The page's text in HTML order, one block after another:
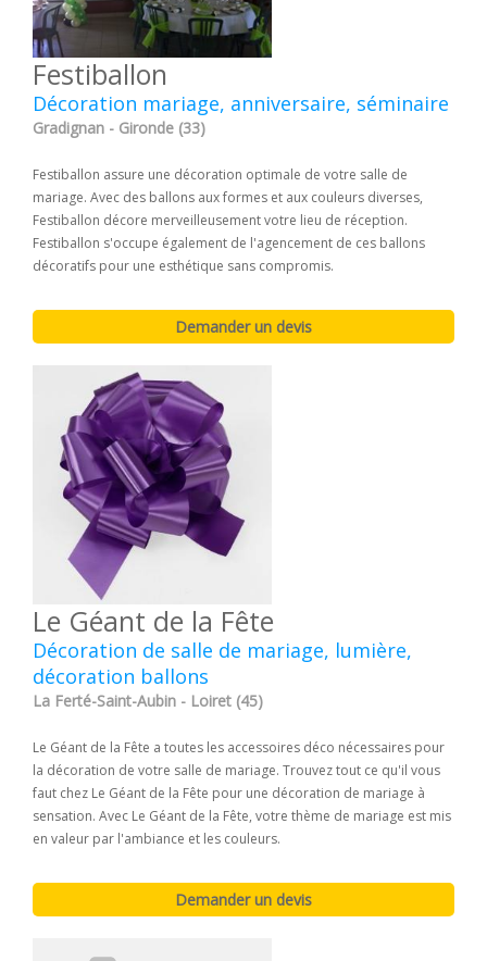
Festiballon
Décoration mariage, anniversaire, séminaire
Gradignan - Gironde (33)
Festiballon assure une décoration optimale de votre salle de
mariage. Avec des ballons aux formes et aux couleurs diverses,
Festiballon décore merveilleusement votre lieu de réception.
Festiballon s'occupe également de l'agencement de ces ballons
décoratifs pour une esthétique sans compromis.
Le Géant de la Fête
Décoration de salle de mariage, lumière,
décoration ballons
La Ferté-Saint-Aubin - Loiret (45)
Le Géant de la Fête a toutes les accessoires déco nécessaires pour
la décoration de votre salle de mariage. Trouvez tout ce qu'il vous
faut chez Le Géant de la Fête pour une décoration de mariage à
sensation. Avec Le Géant de la Fête, votre thème de mariage est mis
en valeur par l'ambiance et les couleurs.